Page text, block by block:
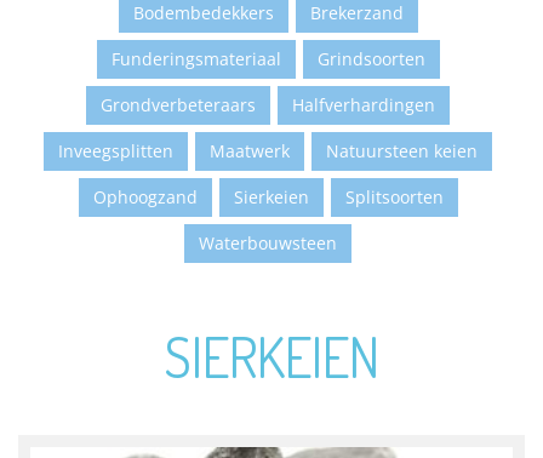
Bodembedekkers
Brekerzand
Funderingsmateriaal
Grindsoorten
Grondverbeteraars
Halfverhardingen
Inveegsplitten
Maatwerk
Natuursteen keien
Ophoogzand
Sierkeien
Splitsoorten
Waterbouwsteen
SIERKEIEN